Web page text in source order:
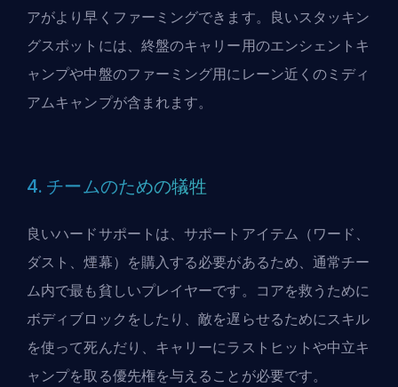
アがより早くファーミングできます。良いスタッキン
グスポットには、終盤のキャリー用のエンシェントキ
ャンプや中盤のファーミング用にレーン近くのミディ
アムキャンプが含まれます。
4. チームのための犠牲
良いハードサポートは、サポートアイテム（ワード、
ダスト、煙幕）を購入する必要があるため、通常チー
ム内で最も貧しいプレイヤーです。コアを救うために
ボディブロックをしたり、敵を遅らせるためにスキル
を使って死んだり、キャリーにラストヒットや中立キ
ャンプを取る優先権を与えることが必要です。